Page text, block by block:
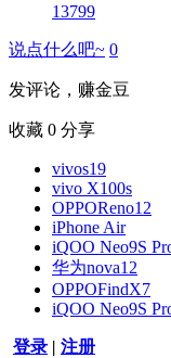
13799
说点什么吧~ 0
发评论，赚金豆
收藏 0 分享
vivos19
vivo X100s
OPPOReno12
iPhone Air
iQOO Neo9S
华为nova12
OPPOFindX7
iQOO Neo9S
登录 | 注册